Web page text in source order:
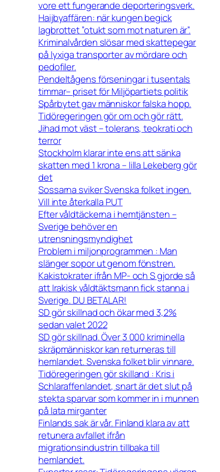
vore ett fungerande deporteringsverk.
Haijbyaffären: när kungen begick
lagbrottet ”otukt som mot naturen är”.
Kriminalvården slösar med skattepegar
på lyxiga transporter av mördare och
pedofiler.
Pendeltågens förseningar i tusentals
timmar– priset för Miljöpartiets politik
Spårbytet gav människor falska hopp.
Tidöregeringen gör om och gör rätt.
Jihad mot väst – tolerans, teokrati och
terror
Stockholm klarar inte ens att sänka
skatten med 1 krona – lilla Lekeberg gör
det
Sossarna sviker Svenska folket ingen.
Vill inte återkalla PUT
Efter våldtäckerna i hemtjänsten –
Sverige behöver en
utrensningsmyndighet
Problem i miljonprogrammen : Man
slänger sopor ut genom fönstren.
Kakistokrater ifrån MP- och S gjorde så
att Irakisk våldtäktsmann fick stanna i
Sverige. DU BETALAR!
SD gör skillnad och ökar med 3,2%
sedan valet 2022
SD gör skillnad. Över 3 000 kriminella
skräpmänniskor kan returneras till
hemlandet. Svenska folket blir vinnare.
Tidöregeringen gör skilland : Kris i
Schlaraffenlandet, snart är det slut på
stekta sparvar som kommer in i munnen
på lata mirganter
Finlands sak är vår. Finland klara av att
retunera avfallet ifrån
migrationsindustrin tillbaka till
hemlandet.